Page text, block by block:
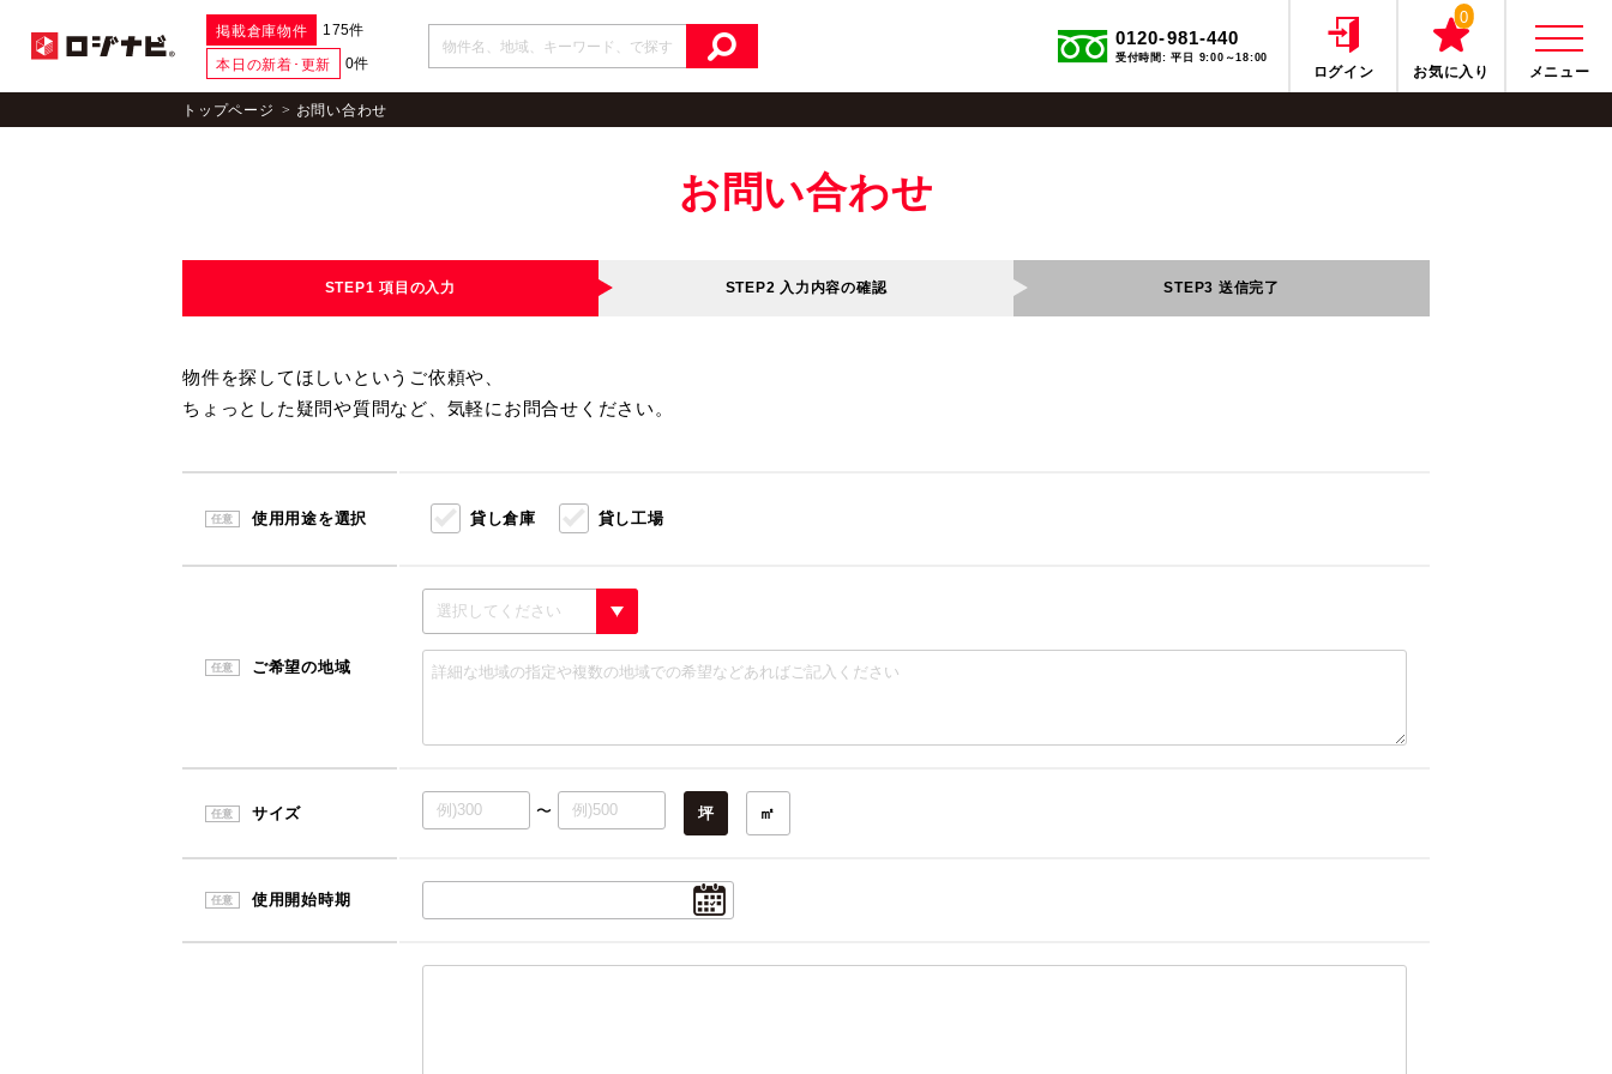
掲載倉庫物件 175件
本日の新着･更新 0件
0120-981-440
受付時間: 平日 9:00～18:00
ログイン
0
お気に入り メニュー
トップページ お問い合わせ
お問い合わせ
STEP1 項目の入力 STEP2 入力内容の確認 STEP3 送信完了
物件を探してほしいというご依頼や、
ちょっとした疑問や質問など、気軽にお問合せください。
任意 使用用途を選択 貸し倉庫 貸し工場
任意 ご希望の地域
任意 サイズ 〜 坪 ㎡
任意 使用開始時期